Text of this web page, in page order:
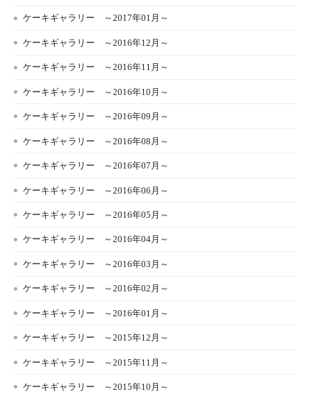
ケーキギャラリー ～2017年01月～
ケーキギャラリー ～2016年12月～
ケーキギャラリー ～2016年11月～
ケーキギャラリー ～2016年10月～
ケーキギャラリー ～2016年09月～
ケーキギャラリー ～2016年08月～
ケーキギャラリー ～2016年07月～
ケーキギャラリー ～2016年06月～
ケーキギャラリー ～2016年05月～
ケーキギャラリー ～2016年04月～
ケーキギャラリー ～2016年03月～
ケーキギャラリー ～2016年02月～
ケーキギャラリー ～2016年01月～
ケーキギャラリー ～2015年12月～
ケーキギャラリー ～2015年11月～
ケーキギャラリー ～2015年10月～